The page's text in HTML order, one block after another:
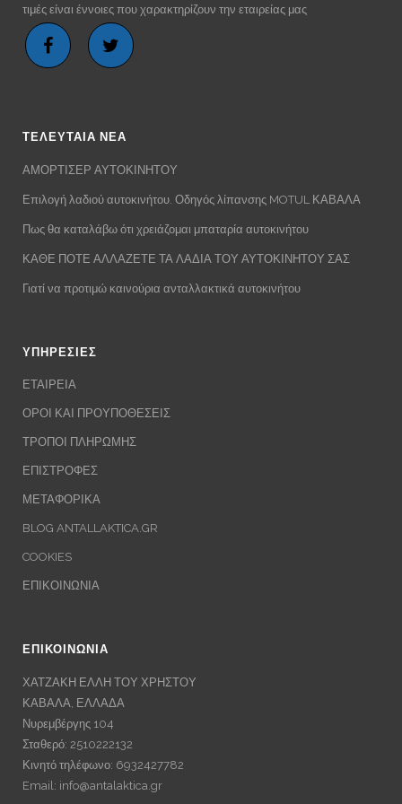
τιμές είναι έννοιες που χαρακτηρίζουν την εταιρείας μας
ΤΕΛΕΥΤΑΙΑ ΝΕΑ
ΑΜΟΡΤΙΣΕΡ ΑΥΤΟΚΙΝΗΤΟΥ
Επιλογή λαδιού αυτοκινήτου. Οδηγός λίπανσης MOTUL ΚΑΒΑΛΑ
Πως θα καταλάβω ότι χρειάζομαι μπαταρία αυτοκινήτου
ΚΑΘΕ ΠΟΤΕ ΑΛΛΑΖΕΤΕ ΤΑ ΛΑΔΙΑ ΤΟΥ ΑΥΤΟΚΙΝΗΤΟΥ ΣΑΣ
Γιατί να προτιμώ καινούρια ανταλλακτικά αυτοκινήτου
ΥΠΗΡΕΣΙΕΣ
ΕΤΑΙΡΕΙΑ
ΟΡΟΙ ΚΑΙ ΠΡΟΥΠΟΘΕΣΕΙΣ
ΤΡΟΠΟΙ ΠΛΗΡΩΜΗΣ
ΕΠΙΣΤΡΟΦΕΣ
ΜΕΤΑΦΟΡΙΚΑ
BLOG ANTALLAKTICA.GR
COOKIES
ΕΠΙΚΟΙΝΩΝΙΑ
ΕΠΙΚΟΙΝΩΝΙΑ
ΧΑΤΖΑΚΗ ΕΛΛΗ ΤΟΥ ΧΡΗΣΤΟΥ
ΚΑΒΑΛΑ, ΕΛΛΑΔΑ
Νυρεμβέργης 104
Σταθερό: 2510222132
Κινητό τηλέφωνο: 6932427782
Email: info@antalaktica.gr